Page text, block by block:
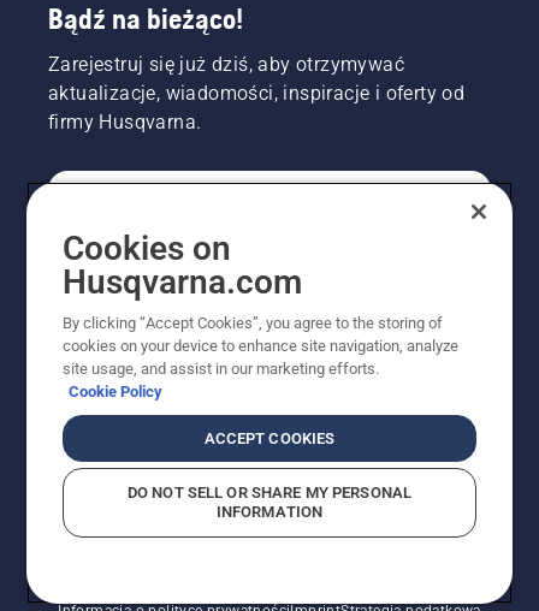
Bądź na bieżąco!
Zarejestruj się już dziś, aby otrzymywać
aktualizacje, wiadomości, inspiracje i oferty od
firmy Husqvarna.
PROFESJONALISTA
Cookies on
Husqvarna.com
By clicking “Accept Cookies”, you agree to the storing of
cookies on your device to enhance site navigation, analyze
site usage, and assist in our marketing efforts.
Cookie Policy
ACCEPT COOKIES
DO NOT SELL OR SHARE MY PERSONAL
INFORMATION